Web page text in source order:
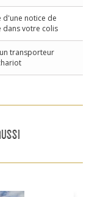
d'une notice de
dans votre colis
transporteur